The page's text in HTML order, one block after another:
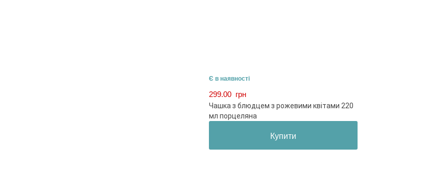
Є в наявності
299.00 грн
Чашка з блюдцем з рожевими квітами 220
мл порцеляна
Купити